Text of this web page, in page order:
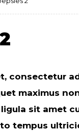
consectetur
maximus
sit amet
tempus